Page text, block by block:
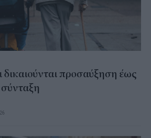
προσαύξηση έως